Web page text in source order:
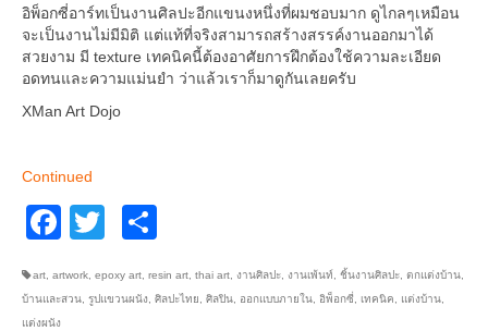
อิพ็อกซี่อาร์ทเป็นงานศิลปะอีกแขนงหนึ่งที่ผมชอบมาก ดูไกลๆเหมือน
จะเป็นงานไม่มีมิติ แต่แท้ที่จริงสามารถสร้างสรรค์งานออกมาได้
สวยงาม มี texture เทคนิคนี้ต้องอาศัยการฝึกต้องใช้ความละเอียด
อดทนและความแม่นยำ ว่าแล้วเราก็มาดูกันเลยครับ
XMan Art Dojo
Continued
Facebook
Twitter
art artwork epoxy art resin art thai art งานศิลปะ งานเพ้นท์ ชิ้นงานศิลปะ ตกแต่งบ้าน
บ้านและสวน รูปแขวนผนัง ศิลปะไทย ศิลปิน ออกแบบภายใน อิพ็อกซี่ เทคนิค แต่งบ้าน
แต่งผนัง